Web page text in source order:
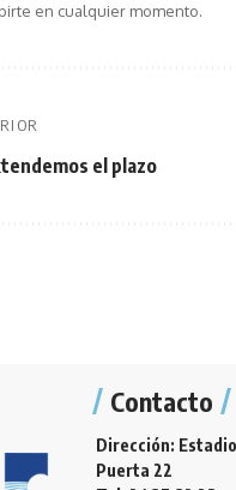
en cualquier momento.
el plazo
Contacto
Dirección:
Puerta 22